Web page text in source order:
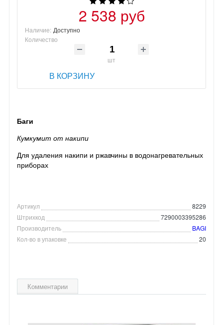
2 538 руб
Наличие: Доступно
Количество
шт
В КОРЗИНУ
Баги
Кумкумит от накипи
Для удаления накипи и ржавчины в водонагревательных
приборах
Артикул
8229
Штрихкод
7290003395286
Производитель
BAGI
Кол-во в упаковке
20
Комментарии